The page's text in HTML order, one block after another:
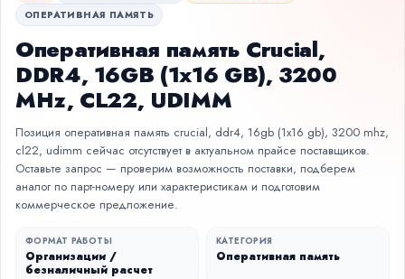
ОПЕРАТИВНАЯ ПАМЯТЬ
Оперативная память Crucial,
DDR4, 16GB (1x16 GB), 3200
MHz, CL22, UDIMM
Позиция оперативная память crucial, ddr4, 16gb (1x16 gb), 3200 mhz,
cl22, udimm сейчас отсутствует в актуальном прайсе поставщиков.
Оставьте запрос — проверим возможность поставки, подберем
аналог по парт-номеру или характеристикам и подготовим
коммерческое предложение.
ФОРМАТ РАБОТЫ
Организации /
безналичный расчет
КАТЕГОРИЯ
Оперативная память